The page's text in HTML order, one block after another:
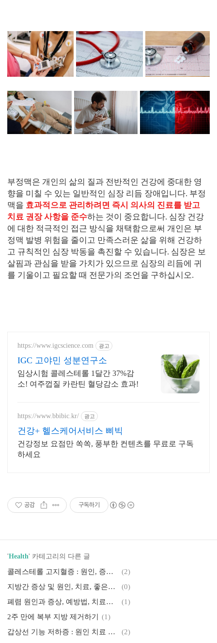
부정맥은 개인의 삶의 질과 전반적인 건강에 중대한 영
향을 미칠 수 있는 일반적인 심장 리듬 장애입니다. 부정
맥을 효과적으로 관리하려면 즉시 의사의 진료를 받고
치료 권장 사항을 준수하는 것이 중요합니다. 심장 건강
에 대한 적극적인 접근 방식을 채택함으로써 개인은 부
정맥 발병 위험을 줄이고 만족스러운 삶을 위해 건강하
고 규칙적인 심장 박동을 촉진할 수 있습니다. 심장은 보
살핌과 관심을 받을 가치가 있으므로 심장의 리듬에 귀
를 기울이고 필요할 때 전문가의 조언을 구하십시오.
https://www.igcscience.com 광고
IGC 고야민 성분연구소
임상시험 콜레스테롤 1달간 37%감
소! 여주껍질 카란틴 혈당감소 효과!
https://www.bbibic.kr/ 광고
건강+ 헬스케어서비스 삐빅
건강정보 요점만 쏙쏙, 풍부한 컨텐츠를 무료로 구독
하세요
공감 구독하기
'Health' 카테고리의 다른 글
콜레스테롤 고지혈증 : 원인, 증상, 콜레스테롤 종류와 수치, 진단, 관리방법 등
(2)
지방간 증상 및 원인, 치료, 좋은음식
(0)
폐렴 원인과 증상, 예방법, 치료방법, 좋은음식
(1)
2주 만에 복부 지방 제거하기
(1)
갑상선 기능 저하증 : 원인 치료 방법 합병증 좋은 음식
(2)